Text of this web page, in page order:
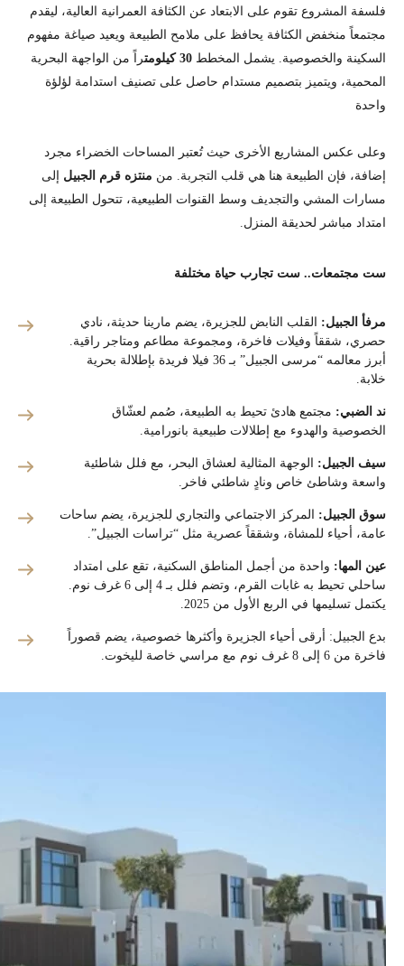
فلسفة المشروع تقوم على الابتعاد عن الكثافة العمرانية العالية، ليقدم
مجتمعاً منخفض الكثافة يحافظ على ملامح الطبيعة ويعيد صياغة مفهوم
السكينة والخصوصية. يشمل المخطط
راً من الواجهة البحرية
المحمية، ويتميز بتصميم مستدام حاصل على تصنيف استدامة لؤلؤة
واحدة
وعلى عكس المشاريع الأخرى حيث تُعتبر المساحات الخضراء مجرد
إضافة، فإن الطبيعة هنا هي قلب التجربة. من منتزه قرم الجبيل إلى
مسارات المشي والتجديف وسط القنوات الطبيعية، تتحول الطبيعة إلى
امتداد مباشر لحديقة المنزل.
ست مجتمعات.. ست تجارب حياة مختلفة
مرفأ الجبيل: القلب النابض للجزيرة، يضم مارينا حديثة، نادي
حصري، شققاً وفيلات فاخرة، ومجموعة مطاعم ومتاجر راقية.
أبرز معالمه “مرسى الجبيل” بـ 36 فيلا فريدة بإطلالة بحرية
خلابة.
ند الضبي: مجتمع هادئ تحيط به الطبيعة، صُمم لعشّاق
الخصوصية والهدوء مع إطلالات طبيعية بانورامية.
سيف الجبيل: الوجهة المثالية لعشاق البحر، مع فلل شاطئية
واسعة وشاطئ خاص ونادٍ شاطئي فاخر.
سوق الجبيل: المركز الاجتماعي والتجاري للجزيرة، يضم ساحات
عامة، أحياء للمشاة، وشققاً عصرية مثل “تراسات الجبيل”.
عين المها: واحدة من أجمل المناطق السكنية، تقع على امتداد
ساحلي تحيط به غابات القرم، وتضم فلل بـ 4 إلى 6 غرف نوم.
يكتمل تسليمها في الربع الأول من 2025.
بدع الجبيل: أرقى أحياء الجزيرة وأكثرها خصوصية، يضم قصوراً
فاخرة من 6 إلى 8 غرف نوم مع مراسي خاصة لليخوت.